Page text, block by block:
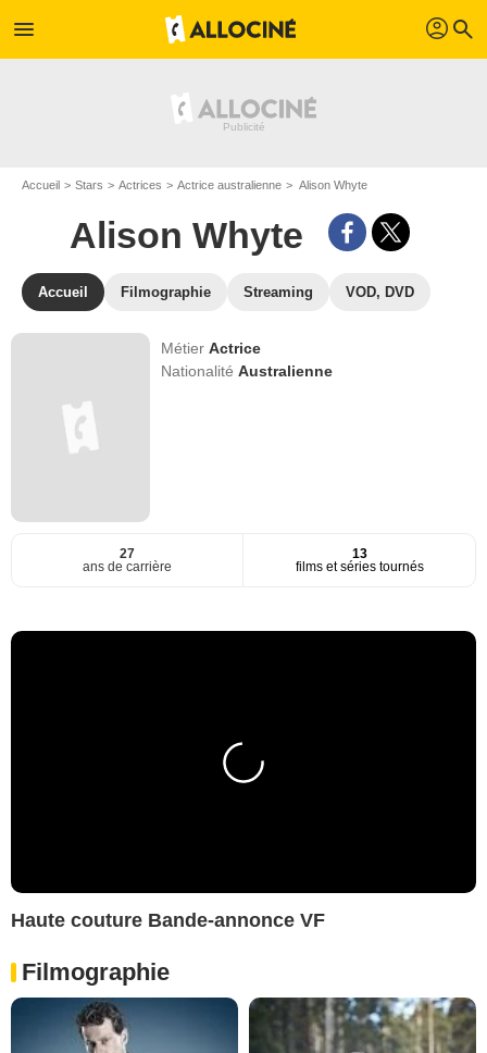
menu profil search
Accueil Stars Actrices Actrice australienne Alison Whyte
Alison Whyte
Accueil Filmographie Streaming VOD, DVD
MétierActrice
NationalitéAustralienne
27
ans de carrière
13
films et séries tournés
Haute couture Bande-annonce VF
Filmographie